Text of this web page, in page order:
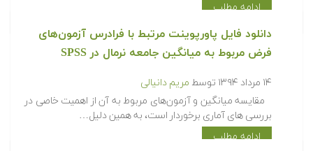
ادامه مطلب
دانلود فایل پاورپوینت مرتبط با فرادرس آزمون‌های
فرض مربوط به میانگین جامعه نرمال در SPSS
۱۴ مرداد ۱۳۹۴ توسط مریم دانیالی
مقایسه میانگین و آزمون‌های مربوط به آن از اهمیت خاصی در
بررسی های آماری برخوردار است، به همین دلیل…
ادامه مطلب